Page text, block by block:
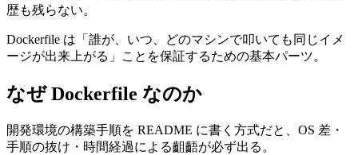
歴も残らない。
Dockerfile は「誰が、いつ、どのマシンで叩いても同じイメ
ージが出来上がる」ことを保証するための基本パーツ。
なぜ Dockerfile なのか
開発環境の構築手順を README に書く方式だと、OS 差・
手順の抜け・時間経過による齟齬が必ず出る。